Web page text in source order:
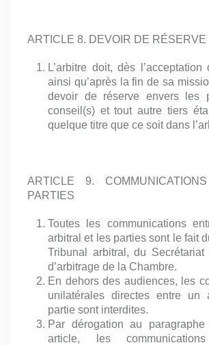
ARTICLE 8. DEVOIR DE RÉSERVE
L’arbitre doit, dès
ainsi qu’après la fin de sa
devoir de réserve envers les
conseil(s) et tout autre tiers
quelque titre que ce soit dans
ARTICLE 9.
PARTIES
Toutes les communications
arbitral et les parties sont le fait
Tribunal arbitral, du
d’arbitrage de la Chambre.
En dehors des audiences, les
unilatérales directes entre un
partie sont interdites.
Par dérogation au
article, les